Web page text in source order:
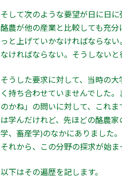
そして次のような要望が日に日に
酪農が他の産業と比較しても充
っと上げていかなければならな
なければならない。そうしないと
そうした要求に対して、当時の
く持ち合わせていませんでした
のかね」の問いに対して、これ
は学んだけれど、先ほどの酪農
学、畜産学)のなかにありました。
それから、この分野の探求が始ま
以下はその遍歴を記します。